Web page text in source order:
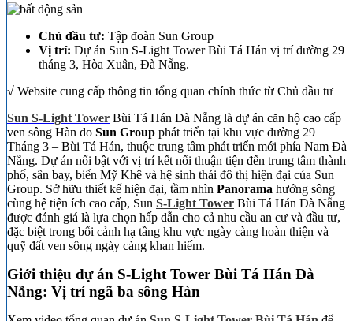
Chủ đầu tư: Tập đoàn Sun Group
Vị trí: Dự án Sun S-Light Tower Bùi Tá Hán vị trí đường 29
tháng 3, Hòa Xuân, Đà Nẵng.
√ Website cung cấp thông tin tổng quan chính thức từ Chủ đầu tư
Sun S-Light Tower Bùi Tá Hán Đà Nẵng là dự án căn hộ cao cấp
ven sông Hàn do Sun Group phát triển tại khu vực đường 29
Tháng 3 – Bùi Tá Hán, thuộc trung tâm phát triển mới phía Nam Đà
Nẵng. Dự án nổi bật với vị trí kết nối thuận tiện đến trung tâm thành
phố, sân bay, biển Mỹ Khê và hệ sinh thái đô thị hiện đại của Sun
Group. Sở hữu thiết kế hiện đại, tầm nhìn Panorama hướng sông
cùng hệ tiện ích cao cấp, Sun S-Light Tower Bùi Tá Hán Đà Nẵng
được đánh giá là lựa chọn hấp dẫn cho cả nhu cầu an cư và đầu tư,
đặc biệt trong bối cảnh hạ tầng khu vực ngày càng hoàn thiện và
quỹ đất ven sông ngày càng khan hiếm.
Giới thiệu dự án S-Light Tower Bùi Tá Hán Đà
Nẵng: Vị trí ngã ba sông Hàn